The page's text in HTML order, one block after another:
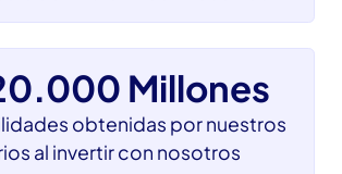
Personas
nuestros servicios ¿Qué
para abrir tu CDT con nosotros?